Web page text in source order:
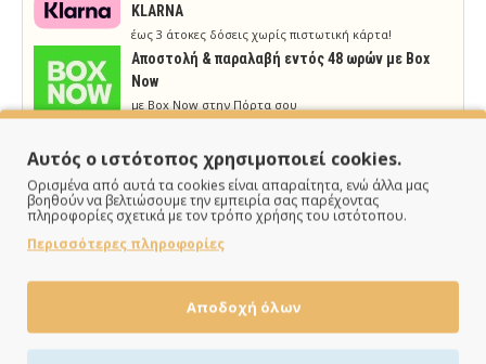
KLARNA
έως 3 άτοκες δόσεις χωρίς πιστωτική κάρτα!
Aποστολή & παραλαβή εντός 48 ωρών με Box
Now
με Box Now στην Πόρτα σου
ΠΑΡΑΔΙΔΟΥΜΕ ΓΡΗΓΟΡΑ
Άμεση αποστολή της παραγγελίας σου σε 1 - 2 εργάσιμες
Αυτός ο ιστότοπος χρησιμοποιεί cookies.
Ορισμένα από αυτά τα cookies είναι απαραίτητα, ενώ άλλα μας
βοηθούν να βελτιώσουμε την εμπειρία σας παρέχοντας
πληροφορίες σχετικά με τον τρόπο χρήσης του ιστότοπου.
Περισσότερες πληροφορίες
Αποδοχή όλων